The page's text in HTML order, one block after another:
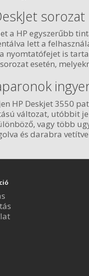
sorozat
a HP egyszerűbb
lett a
nyomtatófejet is
esetén,
HP Deskjet 3550
változat, utóbbit
vagy több
és darabra